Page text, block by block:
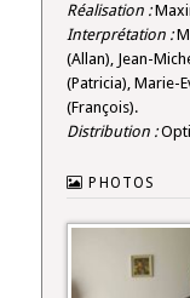
Réalisation :
Interprétation :
(Allan), Jean-
(Patricia), Marie-
(François).
Distribution :
PHOTOS